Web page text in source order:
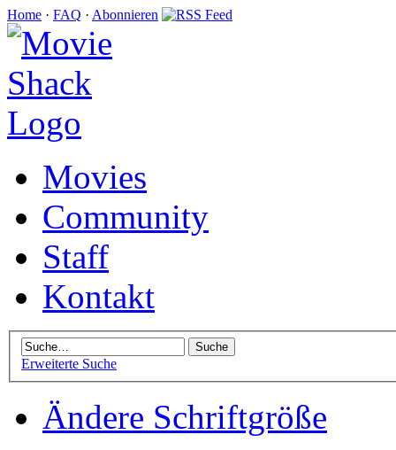
Home · FAQ · Abonnieren
Movies
Community
Staff
Kontakt
Erweiterte Suche
Ändere Schriftgröße